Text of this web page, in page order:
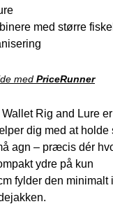
med større
med PriceRunner
Rig and Lure
dig med at holde
agn – præcis dér
ydre på kun
fylder den minimalt